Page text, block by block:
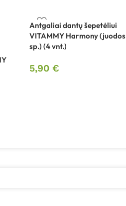
Antgaliai dantų šepetėliui
VITAMMY Harmony (juodos
sp.) (4 vnt.)
5,90 €